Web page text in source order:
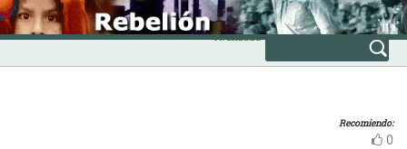
Skip
to
content
INICIO
Avanzada
Recomiendo:
0